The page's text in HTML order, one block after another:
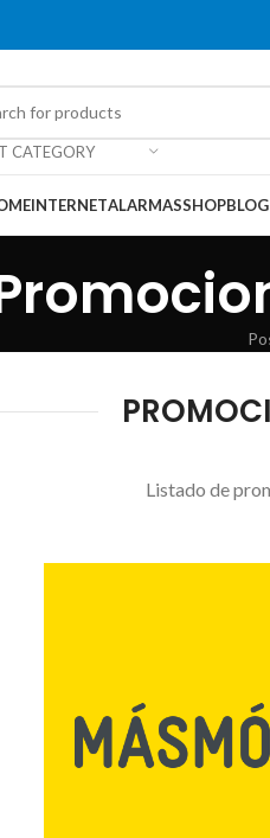
CATEGORY
INTERNETALARMASSHOPBLOG
Listado de